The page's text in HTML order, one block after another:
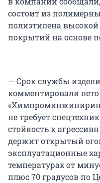
состоит из
полиэтилена
покрытий на основе
— Срок службы
комментировали
не требует
стойкость к
держит открытый
эксплуатационные
температурах от
плюс 70 градусов по